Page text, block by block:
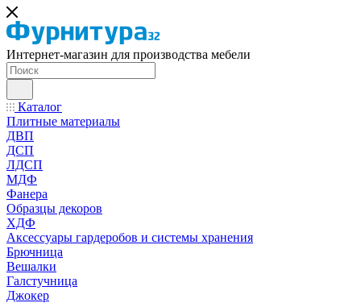
Интернет-магазин для производства мебели
Каталог
Плитные материалы
ДВП
ДСП
ЛДСП
МДФ
Фанера
Образцы декоров
ХДФ
Аксессуары гардеробов и системы хранения
Брючница
Вешалки
Галстучница
Джокер